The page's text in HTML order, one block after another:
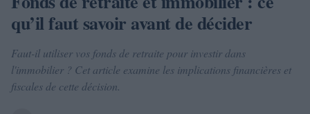
qu’il faut savoir avant de décider
Faut-il utiliser vos fonds de retraite pour investir dans
l'immobilier ? Cet article examine les implications financières et
fiscales de cette décision.